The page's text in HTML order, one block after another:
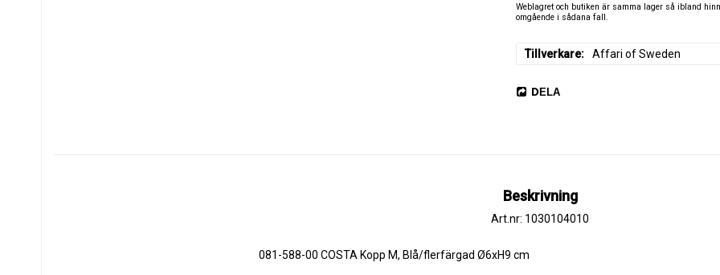
Weblagret och butiken är samma lager så ibland
omgående i sådana fall.
Tillverkare Affari of Sweden
DELA
Beskrivning
Art.nr: 1030104010
081-588-00 COSTA Kopp M, Blå/flerfärgad Ø6xH9 cm